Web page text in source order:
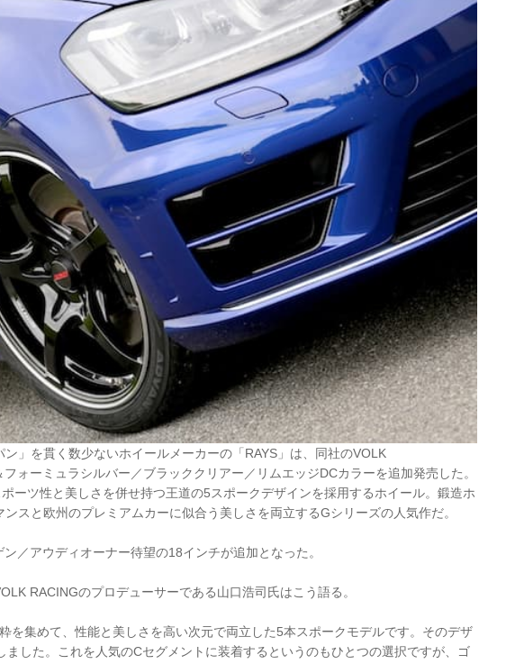
ン」を貫く数少ないホイールメーカーの「RAYS」は、同社のVOLK
ォーミュラシルバー／ブラッククリアー／リムエッジDCカラーを追加発売した。
ーツ性と美しさを併せ持つ王道の5スポークデザインを採用するホイール。鍛造ホ
スと欧州のプレミアムカーに似合う美しさを両立するGシリーズの人気作だ。
／アウディオーナー待望の18インチが追加となった。
RACINGのプロデューサーである山口浩司氏はこう語る。
を集めて、性能と美しさを高い次元で両立した5本スポークモデルです。そのデザ
ました。これを人気のCセグメントに装着するというのもひとつの選択ですが、ゴ